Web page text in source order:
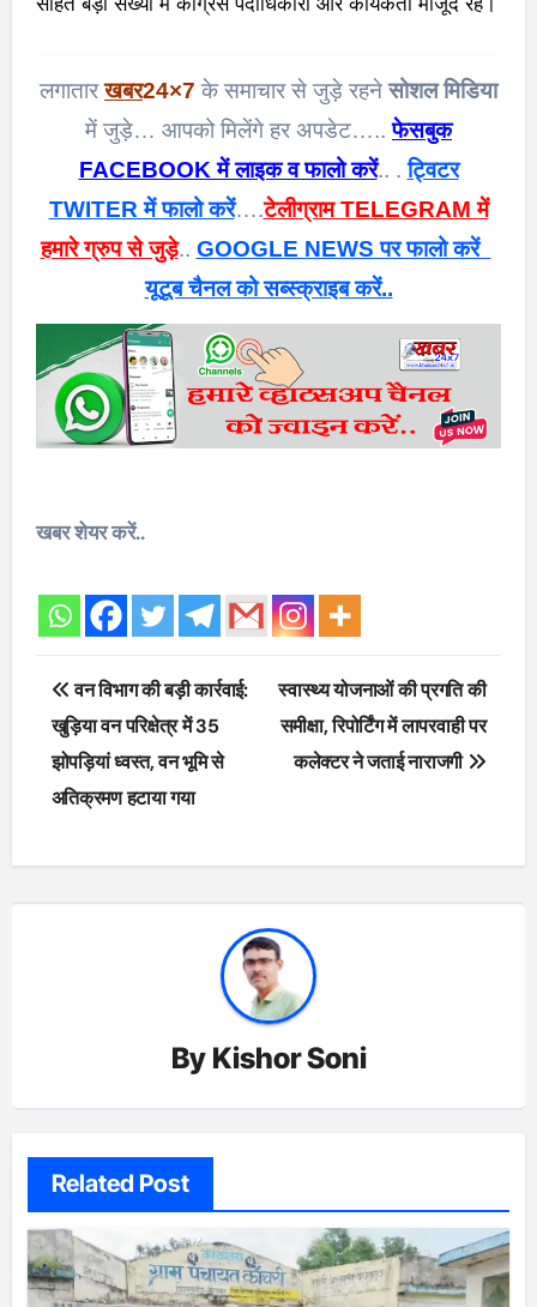
लगातारखबर24×7 के समाचार से जुड़े रहनेसोशल मिडिया
में जुड़े… आपको मिलेंगे हर अपडेट…..फेसबुक
FACEBOOK में लाइक व फालो करें.. .ट्विटर
TWITER में फालो करें….टेलीग्राम TELEGRAM में
हमारे ग्रुप से जुड़े.. GOOGLE NEWS पर फालो करें
यूटूब चैनल को सब्स्क्राइब करें..
खबर शेयर करें..
Post
navigation
वन विभाग की बड़ी कार्रवाई:
खुड़िया वन परिक्षेत्र में 35
झोपड़ियां ध्वस्त, वन भूमि से
अतिक्रमण हटाया गया
स्वास्थ्य योजनाओं की प्रगति की
समीक्षा, रिपोर्टिंग में लापरवाही पर
कलेक्टर ने जताई नाराजगी
By Kishor Soni
Related Post